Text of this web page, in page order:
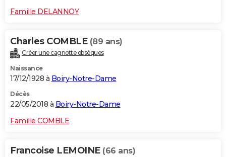
Famille DELANNOY
Charles COMBLE (89 ans)
Créer une cagnotte obsèques
Naissance
17/12/1928 à Boiry-Notre-Dame
Décès
22/05/2018 à Boiry-Notre-Dame
Famille COMBLE
Francoise LEMOINE (66 ans)